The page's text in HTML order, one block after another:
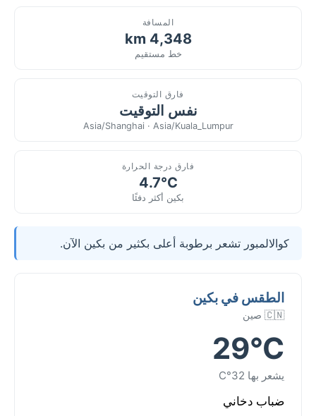
المسافة
4,348 km
خط مستقيم
فارق التوقيت
نفس التوقيت
Asia/Shanghai · Asia/Kuala_Lumpur
فارق درجة الحرارة
4.7°C
بكين أكثر دفئًا
كوالالمبور تشعر برطوبة أعلى بكثير من بكين الآن.
الطقس في بكين
🇨🇳 صين
29°C
يشعر بها 32°C
ضباب دخاني